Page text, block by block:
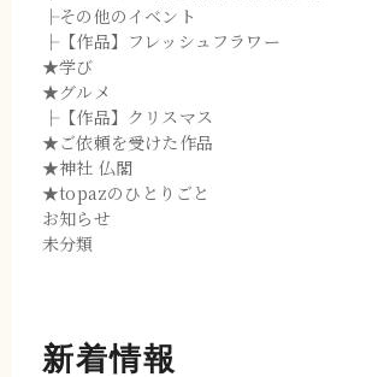
├その他のイベント
├【作品】フレッシュフラワー
★学び
★グルメ
├【作品】クリスマス
★ご依頼を受けた作品
★神社 仏閣
★topazのひとりごと
お知らせ
未分類
新着情報